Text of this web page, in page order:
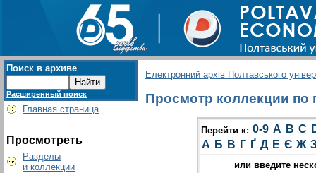
Поиск в архиве
Расширенный поиск
Главная страница
Просмотреть
Разделы
и коллекции
Електронний архів Полтавського
Просмотр коллекции по
Перейти к: 0-9 A B C
А Б В Г Ґ Д Е Є Ж
или введите